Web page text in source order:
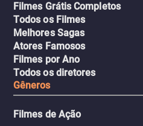
Filmes Grátis Completos
Todos os Filmes
Melhores Sagas
Atores Famosos
Filmes por Ano
Todos os diretores
Gêneros
Filmes de Ação